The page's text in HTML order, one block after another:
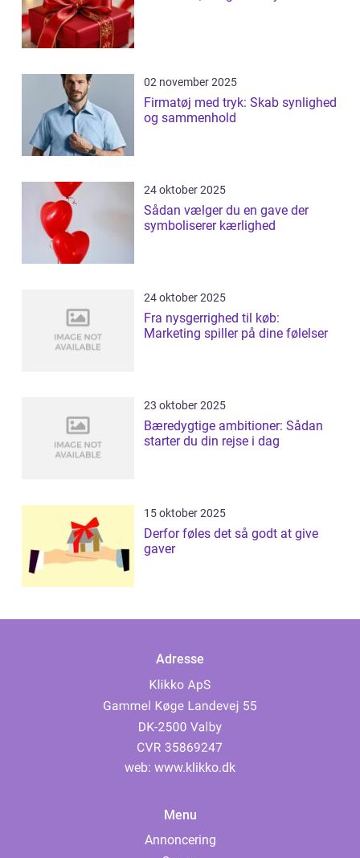
02 november 2025
Firmatøj med tryk: Skab synlighed
og sammenhold
24 oktober 2025
Sådan vælger du en gave der
symboliserer kærlighed
24 oktober 2025
Fra nysgerrighed til køb:
Marketing spiller på dine følelser
23 oktober 2025
Bæredygtige ambitioner: Sådan
starter du din rejse i dag
15 oktober 2025
Derfor føles det så godt at give
gaver
Adresse
web: www.klikko.dk
Menu
Annoncering